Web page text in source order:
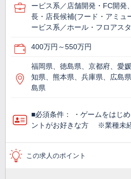
ービス系／店舗開発・FC開発
長・店長候補(フード・アミュ
ービス系／ホール・フロアス
400万円～550万円
福岡県、徳島県、京都府、愛
知県、熊本県、兵庫県、広島
島県
■必須条件： ・ゲームをはじ
ントがお好きな方 ※業種未
この求人のポイント